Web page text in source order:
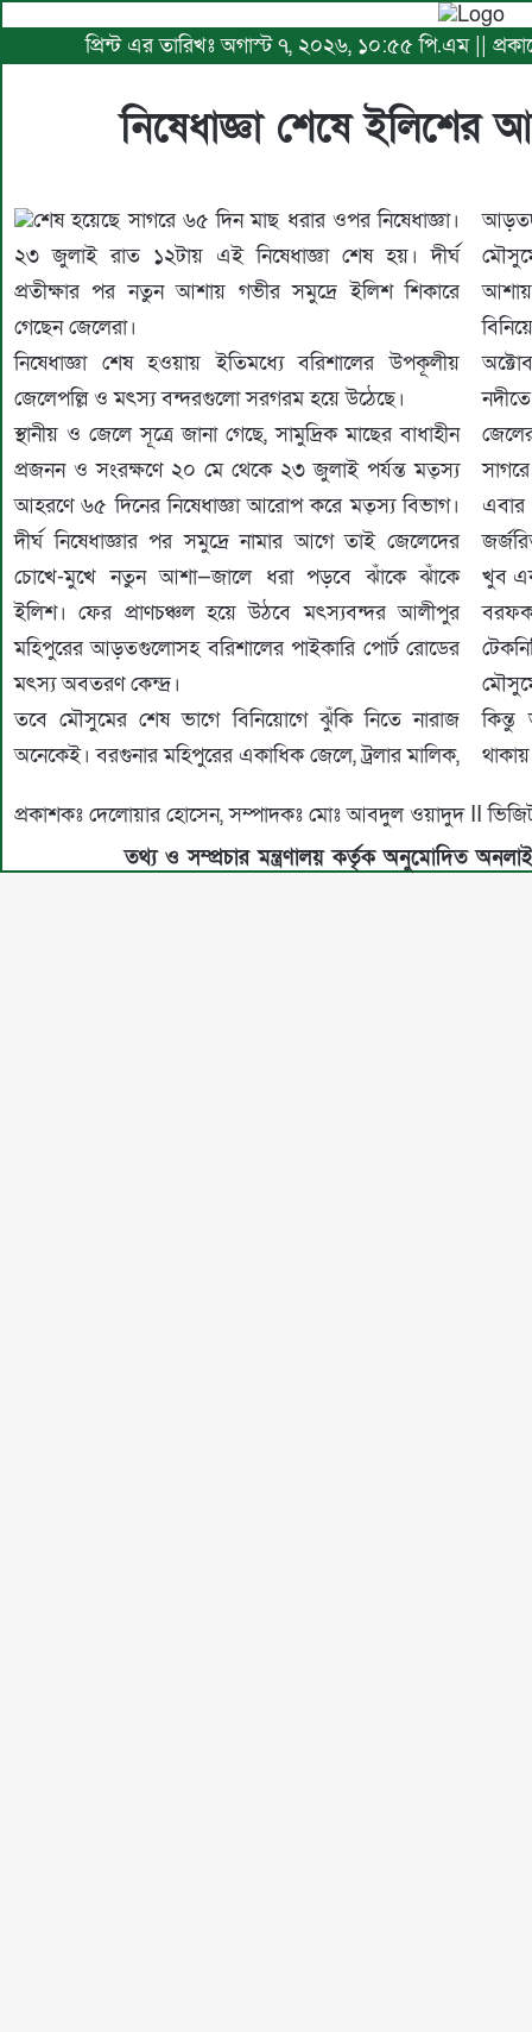
প্রিন্ট এর তারিখঃ অগাস্ট ৭, ২০২৬, ১০:৫৫ পি.এম ||
নিষেধাজ্ঞা শেষে ইলিশের
শেষ হয়েছে সাগরে ৬৫ দিন মাছ ধরার ওপর নিষেধাজ্ঞা।
২৩ জুলাই রাত ১২টায় এই নিষেধাজ্ঞা শেষ হয়। দীর্ঘ
প্রতীক্ষার পর নতুন আশায় গভীর সমুদ্রে ইলিশ শিকারে
গেছেন জেলেরা।
নিষেধাজ্ঞা শেষ হওয়ায় ইতিমধ্যে বরিশালের উপকূলীয়
জেলেপল্লি ও মৎস্য বন্দরগুলো সরগরম হয়ে উঠেছে।
স্থানীয় ও জেলে সূত্রে জানা গেছে, সামুদ্রিক মাছের বাধাহীন
প্রজনন ও সংরক্ষণে ২০ মে থেকে ২৩ জুলাই পর্যন্ত মত্স্য
আহরণে ৬৫ দিনের নিষেধাজ্ঞা আরোপ করে মত্স্য বিভাগ।
দীর্ঘ নিষেধাজ্ঞার পর সমুদ্রে নামার আগে তাই জেলেদের
চোখে-মুখে নতুন আশা—জালে ধরা পড়বে ঝাঁকে ঝাঁকে
ইলিশ। ফের প্রাণচঞ্চল হয়ে উঠবে মৎস্যবন্দর আলীপুর
মহিপুরের আড়তগুলোসহ বরিশালের পাইকারি পোর্ট রোডের
মৎস্য অবতরণ কেন্দ্র।
তবে মৌসুমের শেষ ভাগে বিনিয়োগে ঝুঁকি নিতে নারাজ
অনেকেই। বরগুনার মহিপুরের একাধিক জেলে, ট্রলার মালিক,
খুব
প্রকাশকঃ দেলোয়ার হোসেন, সম্পাদকঃ মোঃ আবদুল ওয়াদুদ II
তথ্য ও সম্প্রচার মন্ত্রণালয় কর্তৃক অনুমোদিত